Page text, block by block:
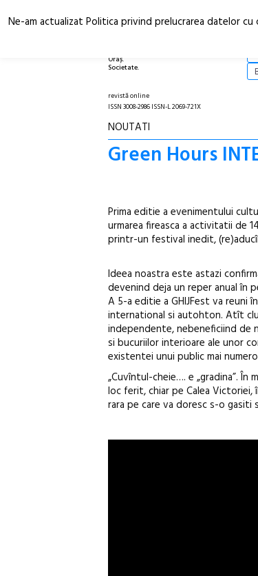
Oraș.
Societate.
revistă online
ISSN 3008-2986 ISSN-L 2069-721X
NOUTATI
Green Hours
Prima editie a evenimentului
urmarea fireasca a activitatii de
printr-un festival inedit,
Ideea noastra este astazi
devenind deja un reper anual în
A 5-a editie a GHIJFest va reuni
international si autohton. Atît
independente, nebeneficiind de
si bucuriilor interioare ale unor
existentei unui public mai
„Cuvîntul-cheie…. e „gradina”.
loc ferit, chiar pe Calea Victoriei,
rara pe care va doresc s-o gasiti
Ne-am actualizat Politica privind prelucrarea datelor